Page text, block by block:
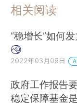
相关阅读
“稳增长”如何
2022年03月06日
政府工作报告
稳定保障基金